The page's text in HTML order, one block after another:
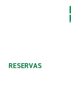
RESERVAS